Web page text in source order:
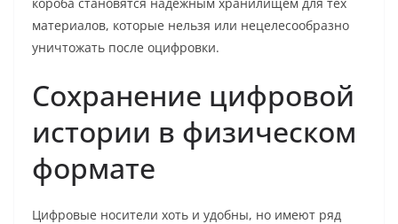
материалов, которые нельзя или нецелесообразно
уничтожать после оцифровки.
Сохранение цифровой
истории в физическом
формате
Цифровые носители хоть и удобны, но имеют ряд